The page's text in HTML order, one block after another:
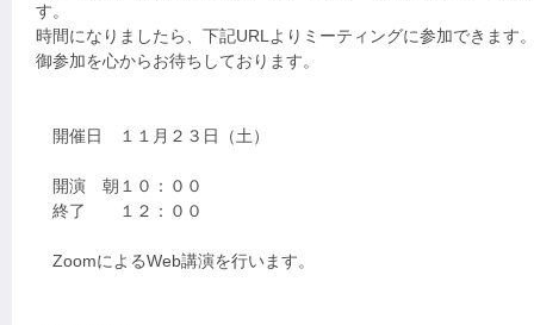
す。
時間になりましたら、下記URLよりミーティングに参加できます
御参加を心からお待ちしております。
開催日 １１月２３日（土）
開演 朝１０：００
終了 １２：００
ZoomによるWeb講演を行います。